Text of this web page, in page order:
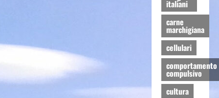
italiani
carne
marchigiana
cellulari
comportamento
compulsivo
cultura